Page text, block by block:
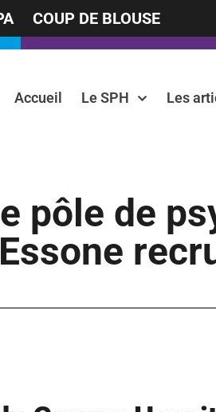
COUP DE BLOUSE
Accueil Le SPH Les
pôle de
Essone